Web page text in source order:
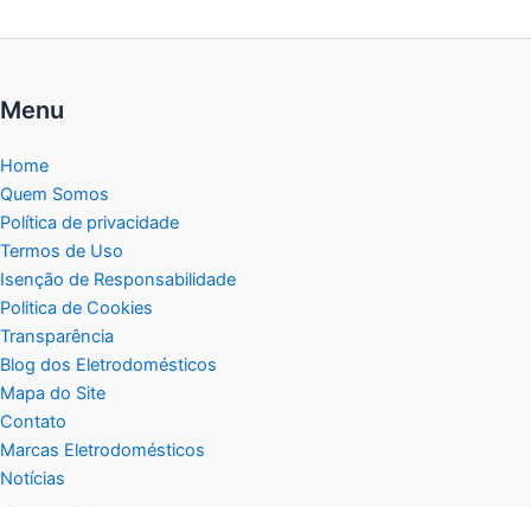
Menu
Home
Quem Somos
Política de privacidade
Termos de Uso
Isenção de Responsabilidade
Politica de Cookies
Transparência
Blog dos Eletrodomésticos
Mapa do Site
Contato
Marcas Eletrodomésticos
Notícias